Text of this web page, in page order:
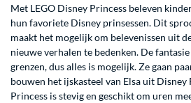
Met LEGO Disney Princess beleven
hun favoriete Disney prinsessen. Dit
maakt het mogelijk om belevenissen uit
nieuwe verhalen te bedenken. De
grenzen, dus alles is mogelijk. Ze gaan
bouwen het ijskasteel van Elsa uit Disney
Princess is stevig en geschikt om uren